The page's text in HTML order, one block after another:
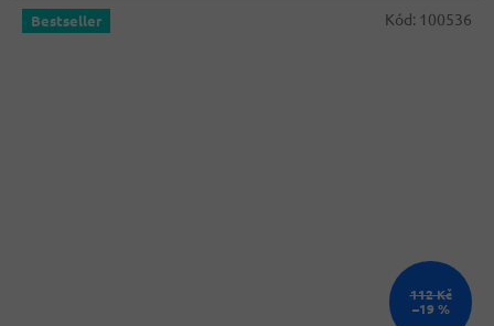
Bestseller
112 Kč
–19 %
Kód: 100536